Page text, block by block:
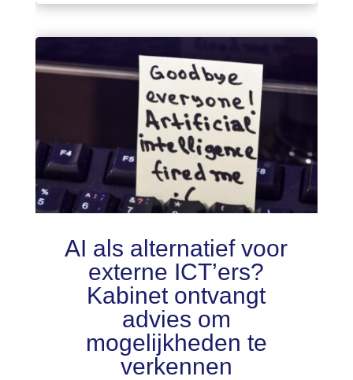
AI als alternatief voor
externe ICT’ers?
Kabinet ontvangt
advies om
mogelijkheden te
verkennen